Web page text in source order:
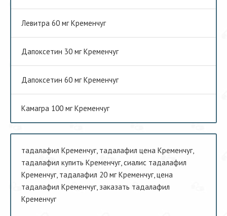
Левитра 60 мг Кременчуг
Дапоксетин 30 мг Кременчуг
Дапоксетин 60 мг Кременчуг
Камагра 100 мг Кременчуг
тадалафил Кременчуг, тадалафил цена Кременчуг,
тадалафил купить Кременчуг, сиалис тадалафил
Кременчуг, тадалафил 20 мг Кременчуг, цена
тадалафил Кременчуг, заказать тадалафил
Кременчуг